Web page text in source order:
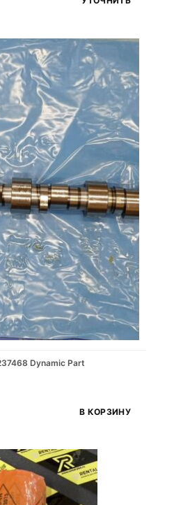
Dynamic Part
В КОРЗИНУ